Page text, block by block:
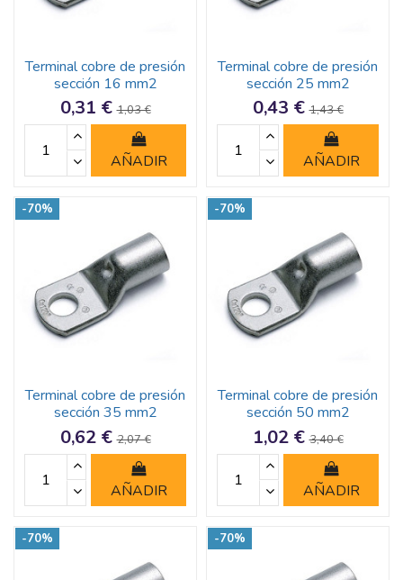
Terminal cobre de presión
sección 16 mm2
0,31 €1,03 €
AÑADIR
Terminal cobre de presión
sección 25 mm2
0,43 €1,43 €
AÑADIR
-70%
Terminal cobre de presión
sección 35 mm2
0,62 €2,07 €
AÑADIR
-70%
Terminal cobre de presión
sección 50 mm2
1,02 €3,40 €
AÑADIR
-70% -70%